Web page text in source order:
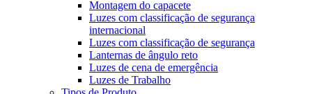
Montagem do capacete
Luzes com classificação de segurança
internacional
Luzes com classificação de segurança
Lanternas de ângulo reto
Luzes de cena de emergência
Luzes de Trabalho